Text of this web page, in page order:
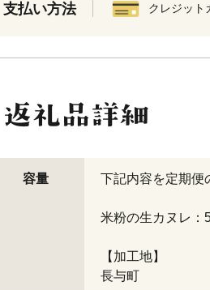
支払い方法 クレジット
容量 下記内容を定期便
米粉の生カヌレ：
【加工地】
長与町